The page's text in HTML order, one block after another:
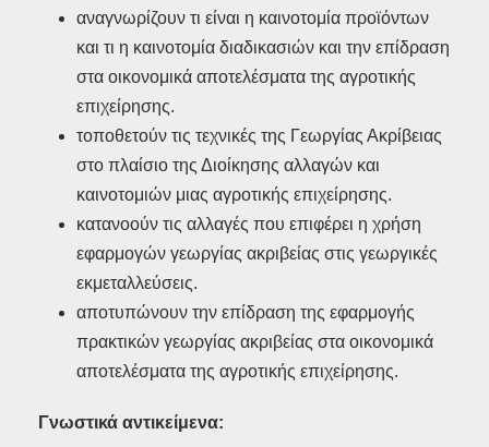
αναγνωρίζουν τι είναι η καινοτομία προϊόντων
και τι η καινοτομία διαδικασιών και την επίδραση
στα οικονομικά αποτελέσματα της αγροτικής
επιχείρησης.
τοποθετούν τις τεχνικές της Γεωργίας Ακρίβειας
στο πλαίσιο της Διοίκησης αλλαγών και
καινοτομιών μιας αγροτικής επιχείρησης.
κατανοούν τις αλλαγές που επιφέρει η χρήση
εφαρμογών γεωργίας ακριβείας στις γεωργικές
εκμεταλλεύσεις.
αποτυπώνουν την επίδραση της εφαρμογής
πρακτικών γεωργίας ακριβείας στα οικονομικά
αποτελέσματα της αγροτικής επιχείρησης.
Γνωστικά αντικείμενα: